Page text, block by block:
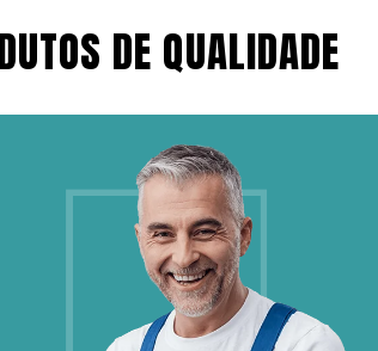
DE QUALIDADE